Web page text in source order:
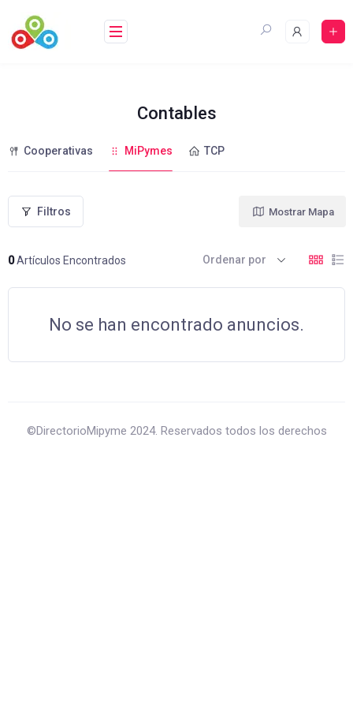
contenido
Contables
Cooperativas MiPymes TCP
Filtros
0Artículos Encontrados
Mostrar Mapa
Ordenar por
No se han encontrado anuncios.
©DirectorioMipyme 2024. Reservados todos los derechos